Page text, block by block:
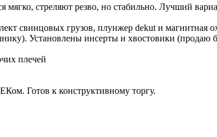
мягко, стреляют резво, но стабильно. Лучший
свинцовых грузов, плунжер dekut и магнитная
Установлены инсерты и хвостовики (продаю
плечей
Готов к конструктивному торгу.